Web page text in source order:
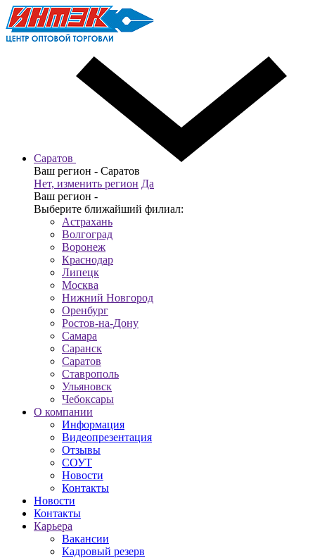
Саратов
Ваш регион - Саратов
Нет, изменить регион Да
Ваш регион -
Выберите ближайший филиал:
Астрахань
Волгоград
Воронеж
Краснодар
Липецк
Москва
Нижний Новгород
Оренбург
Ростов-на-Дону
Самара
Саранск
Саратов
Ставрополь
Ульяновск
Чебоксары
О компании
Информация
Видеопрезентация
Отзывы
СОУТ
Новости
Контакты
Новости
Контакты
Карьера
Вакансии
Кадровый резерв